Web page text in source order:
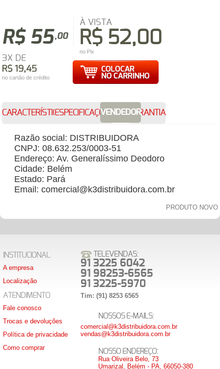
R$ 55,00
À VISTA
R$ 52,00
no Pix
3X DE
R$ 19,45
no cartão de crédito
CARACTERÍSTICASESPECIFICAÇÕESVENDEDORGARANTIA
Razão social: DISTRIBUIDORA
CNPJ: 08.632.253/0003-51
Endereço: Av. Generalíssimo Deodoro
Cidade: Belém
Estado: Pará
Email: comercial@k3distribuidora.com.br
PRODUTO NOVO
INSTITUCIONAL
A empresa
Localização
ATENDIMENTO
Fale conosco
Trocas e devoluções
Política de privacidade
Como comprar
TELEVENDAS:
91 3225 6042
91 98253-6565
91 3225-5970
Tim: (91) 8253 6565
NOSSOS E-MAILS:
comercial@k3distribuidora.com.br
vendas@k3distribuidora.com.br
NOSSO ENDEREÇO:
Rua Oliveira Belo, 73
Umarizal, Belém - PA, 66050-380